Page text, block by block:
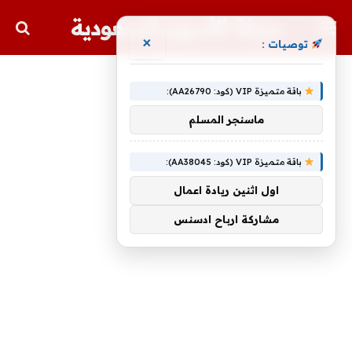
مجلة الأسهم السعودية
توصيات : ×
باقة متميزة VIP (كود: AA26790):
ماسنجر المسلم
باقة متميزة VIP (كود: AA38045):
اول اثنين ريادة اعمال
مشاركة ارباح ادسنس